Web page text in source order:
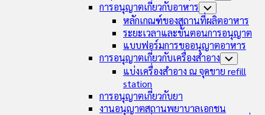
การอนุญาตเกี่ยวกับอาหาร Toggle
Child
Menu
หลักเกณฑ์ของสถานที่ผลิตอาหาร
ระยะเวลาและขั้นตอนการอนุญาต
แบบฟอร์มการขออนุญาตอาหาร
การอนุญาตเกี่ยวกับเครื่องสำอาง Toggle
Child
Menu
แบ่งเครื่องสำอาง ณ จุดขาย refill
station
การอนุญาตเกี่ยวกับยา
งานอนุญาตสถานพยาบาลเอกชน